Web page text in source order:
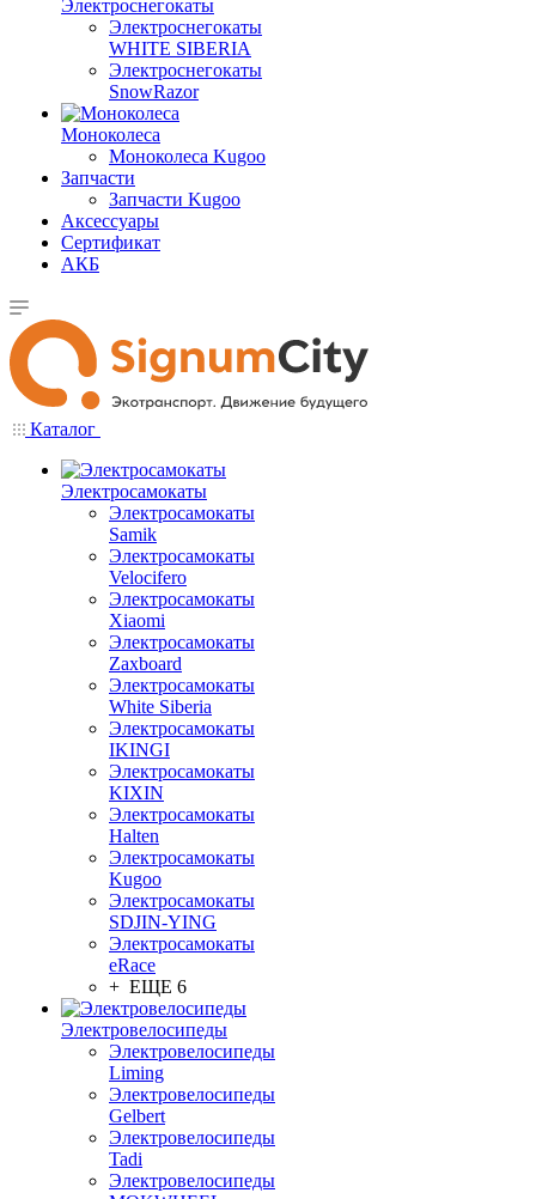
Электроснегокаты
Электроснегокаты
WHITE SIBERIA
Электроснегокаты
SnowRazor
Моноколеса
Моноколеса Kugoo
Запчасти
Запчасти Kugoo
Аксессуары
Сертификат
АКБ
Каталог
Электросамокаты
Электросамокаты
Samik
Электросамокаты
Velocifero
Электросамокаты
Xiaomi
Электросамокаты
Zaxboard
Электросамокаты
White Siberia
Электросамокаты
IKINGI
Электросамокаты
KIXIN
Электросамокаты
Halten
Электросамокаты
Kugoo
Электросамокаты
SDJIN-YING
Электросамокаты
eRace
+ ЕЩЕ 6
Электровелосипеды
Электровелосипеды
Liming
Электровелосипеды
Gelbert
Электровелосипеды
Tadi
Электровелосипеды